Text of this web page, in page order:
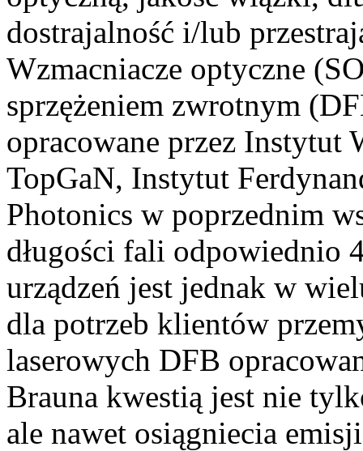
dostrajalność i/lub
Wzmacniacze optyczne
sprzężeniem zwrotnym
opracowane przez Instytut
TopGaN, Instytut
Photonics w poprzednim
długości fali odpowiednio
urządzeń jest jednak w
dla potrzeb klientów
laserowych DFB
Brauna kwestią jest nie
ale nawet osiągniecia